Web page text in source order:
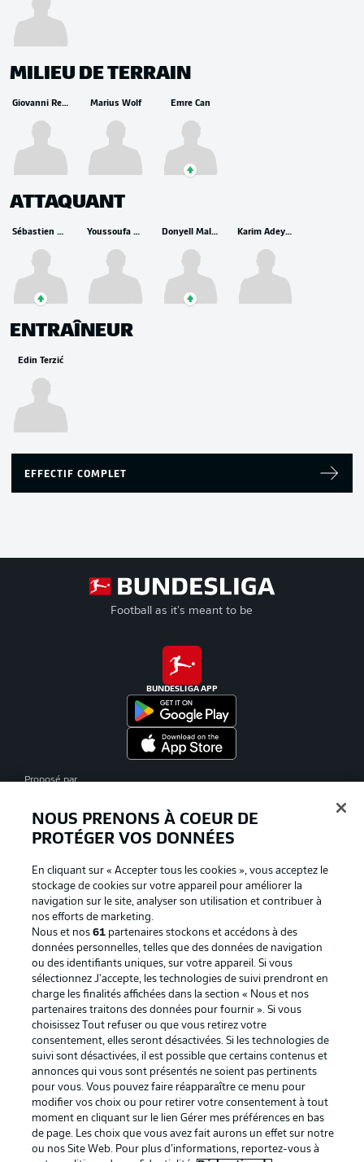
MILIEU DE TERRAIN
Giovanni Reyna Marius Wolf Emre Can
ATTAQUANT
Sébastien Haller Youssoufa Moukoko Donyell Malen Karim Adeyemi
ENTRAÎNEUR
Edin Terzić
EFFECTIF COMPLET
Football as it's meant to be
BUNDESLIGA APP
Proposé par
La publicité Conditions d’utilisation des
services
Mentions Légales Gérer mes préférences
Déclaration de
confidentialité
Diffuseurs
Travaux Contact
Joueurs
NOUS PRENONS À COEUR DE
PROTÉGER VOS DONNÉES
En cliquant sur « Accepter tous les cookies », vous acceptez le
stockage de cookies sur votre appareil pour améliorer la
navigation sur le site, analyser son utilisation et contribuer à
nos efforts de marketing.
Nous et nos 61partenaires stockons et accédons à des
données personnelles, telles que des données de navigation
ou des identifiants uniques, sur votre appareil. Si vous
sélectionnez J'accepte, les technologies de suivi prendront en
charge les finalités affichées dans la section « Nous et nos
partenaires traitons des données pour fournir ». Si vous
choisissez Tout refuser ou que vous retirez votre
consentement, elles seront désactivées. Si les technologies de
suivi sont désactivées, il est possible que certains contenus et
annonces qui vous sont présentés ne soient pas pertinents
pour vous. Vous pouvez faire réapparaître ce menu pour
modifier vos choix ou pour retirer votre consentement à tout
moment en cliquant sur le lien Gérer mes préférences en bas
de page. Les choix que vous avez fait aurons un effet sur notre
ou nos Site Web. Pour plus d’informations, reportez-vous à